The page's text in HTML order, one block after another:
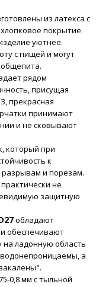
из латекса с
покрытие
уютнее.
с пищей и могут
общепита.
рядом
присущая
прекрасная
принимают
и не сковывают
который при
к
и порезам.
не
защитную
обладают
обеспечивают
на ладонную область
водонепроницаемы, а
0,8 мм с тыльной